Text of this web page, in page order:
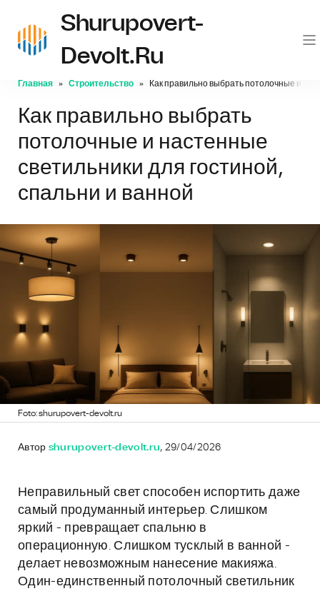
Shurupovert-
Devolt.ru
Главная Строительство Как правильно выбрать потолочные и
Как правильно выбрать
потолочные и настенные
светильники для гостиной,
спальни и ванной
Foto: shurupovert-devolt.ru
Автор shurupovert-devolt.ru, 29/04/2026
Неправильный свет способен испортить даже
самый продуманный интерьер. Слишком
яркий - превращает спальню в
операционную. Слишком тусклый в ванной -
делает невозможным нанесение макияжа.
Один-единственный потолочный светильник